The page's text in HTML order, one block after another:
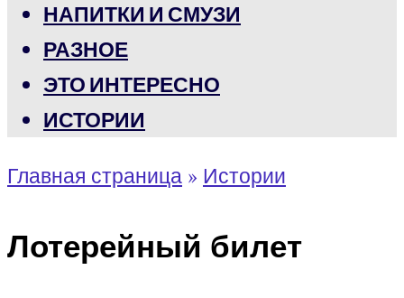
НАПИТКИ И СМУЗИ
РАЗНОЕ
ЭТО ИНТЕРЕСНО
ИСТОРИИ
Главная страница » Истории
Лотерейный билет